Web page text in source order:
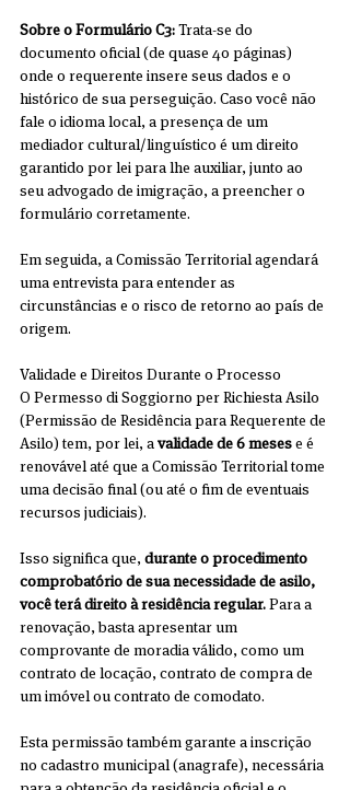
Sobre o Formulário C3: Trata-se do
documento oficial (de quase 40 páginas)
onde o requerente insere seus dados e o
histórico de sua perseguição. Caso você não
fale o idioma local, a presença de um
mediador cultural/linguístico é um direito
garantido por lei para lhe auxiliar, junto ao
seu advogado de imigração, a preencher o
formulário corretamente.
Em seguida, a Comissão Territorial agendará
uma entrevista para entender as
circunstâncias e o risco de retorno ao país de
origem.
Validade e Direitos Durante o Processo
O Permesso di Soggiorno per Richiesta Asilo
(Permissão de Residência para Requerente de
Asilo) tem, por lei, a validade de 6 meses e é
renovável até que a Comissão Territorial tome
uma decisão final (ou até o fim de eventuais
recursos judiciais).
Isso significa que, durante o procedimento
comprobatório de sua necessidade de asilo,
você terá direito à residência regular. Para a
renovação, basta apresentar um
comprovante de moradia válido, como um
contrato de locação, contrato de compra de
um imóvel ou contrato de comodato.
Esta permissão também garante a inscrição
no cadastro municipal (anagrafe), necessária